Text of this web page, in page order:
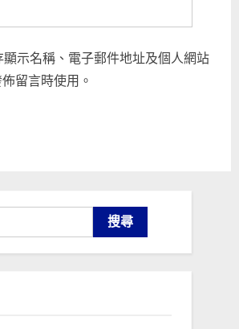
顯示名稱、電子郵件地址及個人網站
留言時使用。